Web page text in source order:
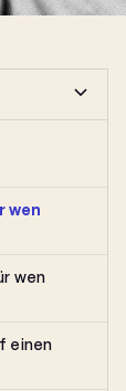
wen
wen
einen